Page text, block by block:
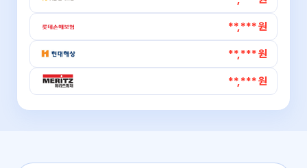
**,*** 원
**,*** 원
**,*** 원